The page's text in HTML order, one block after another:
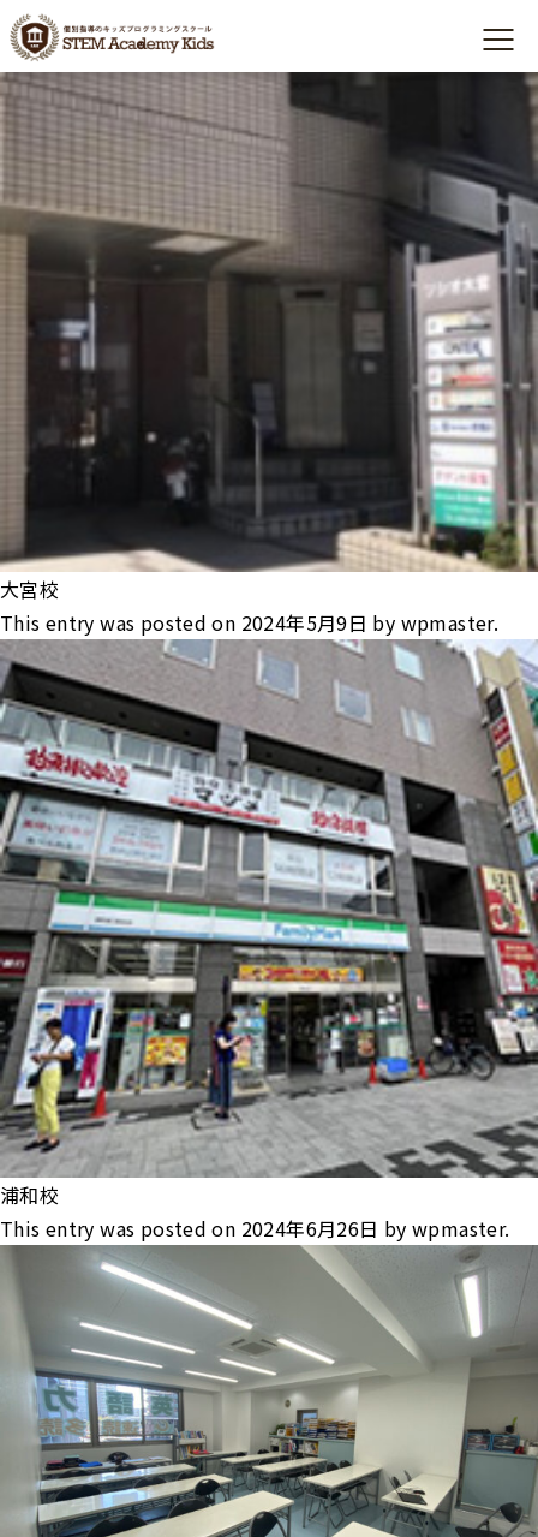
Archives
大宮校
This entry was posted on 2024年5月9日 by wpmaster.
浦和校
This entry was posted on 2024年6月26日 by wpmaster.